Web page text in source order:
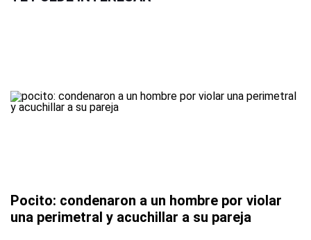
Pocito: condenaron a un hombre por violar
una perimetral y acuchillar a su pareja